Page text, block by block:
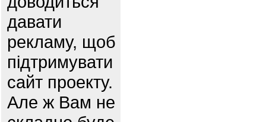
давати
рекламу, щоб
підтримувати
сайт проекту.
Але ж Вам не